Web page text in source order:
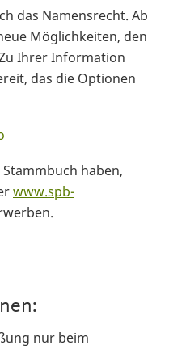
das Namensrecht. Ab
Möglichkeiten, den
Ihrer Information
das die Optionen
haben,
www.spb-
nur beim